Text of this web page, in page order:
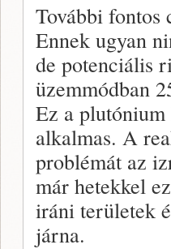
További fontos
Ennek ugyan
de potenciális
üzemmódban
Ez a plutónium
alkalmas. A
problémát az
már hetekkel
iráni területek
járna.